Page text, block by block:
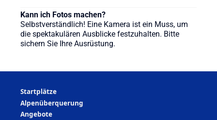
Kann ich Fotos machen?
Selbstverständlich! Eine Kamera ist ein Muss, um
die spektakulären Ausblicke festzuhalten. Bitte
sichern Sie Ihre Ausrüstung.
Startplätze
Alpenüberquerung
Angebote